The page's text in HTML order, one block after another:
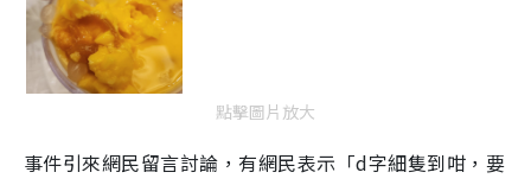
點擊圖片放大
事件引來網民留言討論，有網民表示「d字細隻到咁，要